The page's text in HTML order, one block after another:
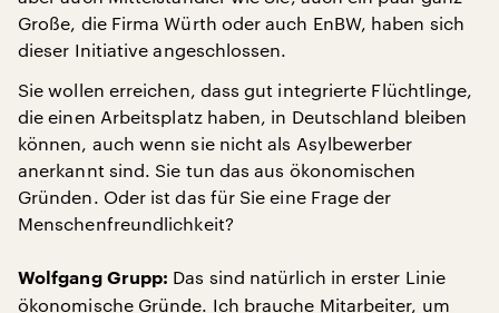
Große, die Firma Würth oder auch EnBW, haben sich
dieser Initiative angeschlossen.
Sie wollen erreichen, dass gut integrierte Flüchtlinge,
die einen Arbeitsplatz haben, in Deutschland bleiben
können, auch wenn sie nicht als Asylbewerber
anerkannt sind. Sie tun das aus ökonomischen
Gründen. Oder ist das für Sie eine Frage der
Menschenfreundlichkeit?
Wolfgang Grupp: Das sind natürlich in erster Linie
ökonomische Gründe. Ich brauche Mitarbeiter, um